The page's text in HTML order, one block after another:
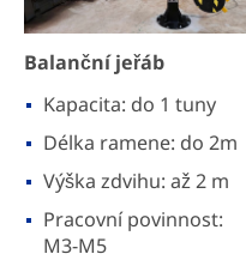
Balanční jeřáb
Kapacita: do 1 tuny
Délka ramene: do 2m
Výška zdvihu: až 2 m
Pracovní povinnost:
M3-M5